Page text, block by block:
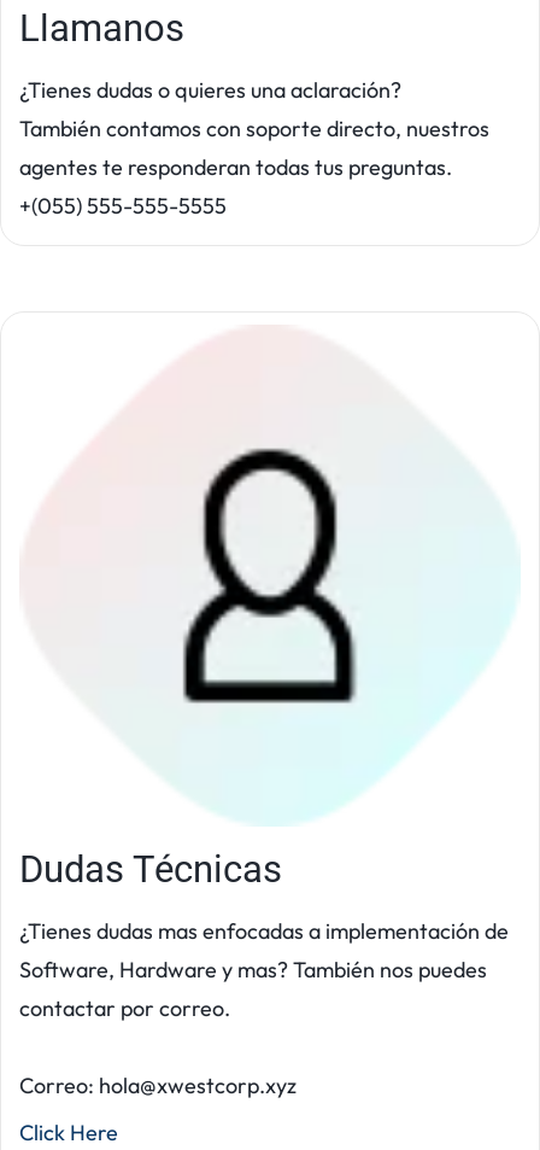
Llamanos
¿Tienes dudas o quieres una aclaración?
También contamos con soporte directo, nuestros
agentes te responderan todas tus preguntas.
+(055) 555-555-5555
Dudas Técnicas
¿Tienes dudas mas enfocadas a implementación de
Software, Hardware y mas? También nos puedes
contactar por correo.
Correo: hola@xwestcorp.xyz
Click Here